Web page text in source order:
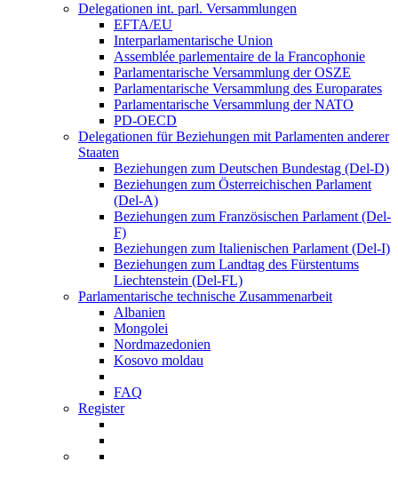
Delegationen int. parl. Versammlungen
EFTA/EU
Interparlamentarische Union
Assemblée parlementaire de la Francophonie
Parlamentarische Versammlung der OSZE
Parlamentarische Versammlung des Europarates
Parlamentarische Versammlung der NATO
PD-OECD
Delegationen für Beziehungen mit Parlamenten anderer
Staaten
Beziehungen zum Deutschen Bundestag (Del-D)
Beziehungen zum Österreichischen Parlament
(Del-A)
Beziehungen zum Französischen Parlament (Del-
F)
Beziehungen zum Italienischen Parlament (Del-I)
Beziehungen zum Landtag des Fürstentums
Liechtenstein (Del-FL)
Parlamentarische technische Zusammenarbeit
Albanien
Mongolei
Nordmazedonien
Kosovo moldau
FAQ
Register